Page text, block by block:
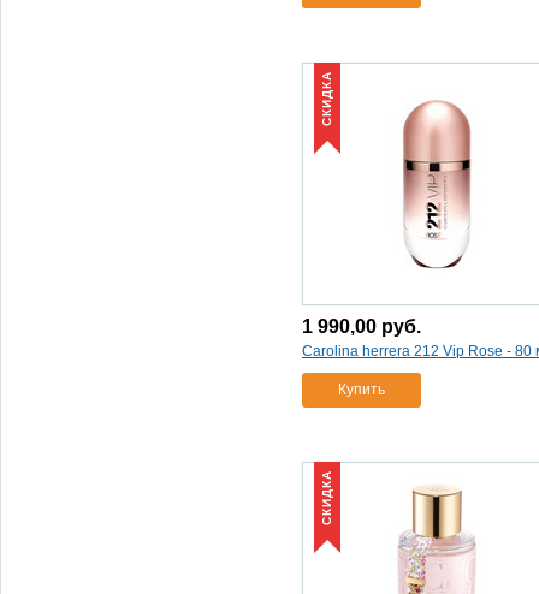
СКИДКА
1 990,00 руб.
Carolina herrera 212 Vip Rose - 80
Купить
СКИДКА